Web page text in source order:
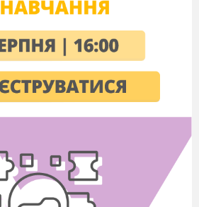
з елементами
презентації
ми працювали з
PowerPoint, навчились
презентації, створювати нові,
Також ви дізналися,
вставляти текстові та
Ми продо вжимо працювати з
закріпимо вміння працювати
На попередньому
обєкти: до